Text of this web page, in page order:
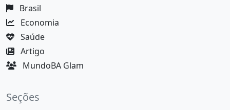
Brasil
Economia
Saúde
Artigo
MundoBA Glam
Seções